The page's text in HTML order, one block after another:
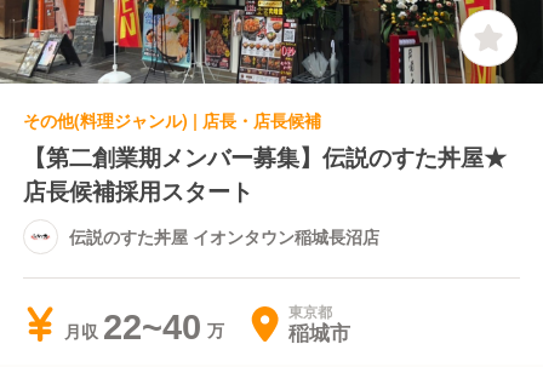
その他(料理ジャンル) | 店長・店長候補
【第二創業期メンバー募集】伝説のすた丼屋★
店長候補採用スタート
伝説のすた丼屋 イオンタウン稲城長沼店
月収 22~40 東京都
稲城市